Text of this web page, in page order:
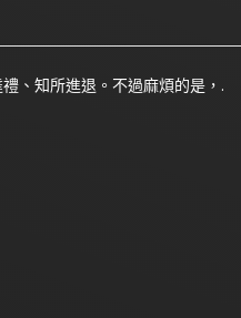
、知所進退。不過麻煩的是，.